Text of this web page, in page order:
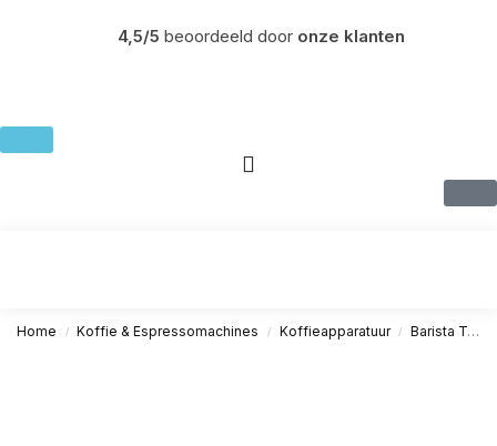
4,5/5 beoordeeld door onze klanten
Home / Koffie & Espressomachines / Koffieapparatuur / Barista Tools